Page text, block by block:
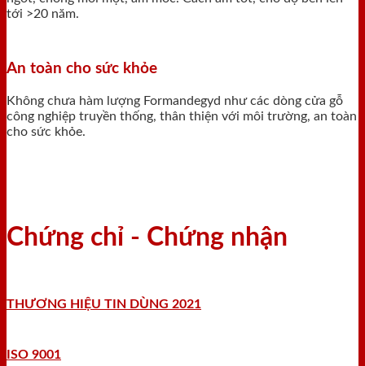
tới >20 năm.
An toàn cho sức khỏe
Không chưa hàm lượng Formandegyd như các dòng cửa gỗ
công nghiệp truyền thống, thân thiện với môi trường, an toàn
cho sức khỏe.
Chứng chỉ - Chứng nhận
THƯƠNG HIỆU TIN DÙNG 2021
ISO 9001